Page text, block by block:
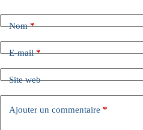
Nom*
E-mail*
Site web
Ajouter un commentaire *